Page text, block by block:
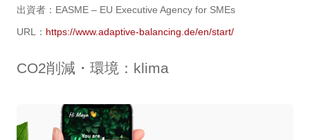
出資者：EASME – EU Executive Agency for SMEs
URL： https://www.adaptive-balancing.de/en/start/
CO2削減・環境 ：klima